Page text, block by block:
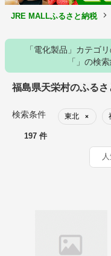
JRE MALLふるさと納税
「電化製品」カテゴ
「」の検
福島県天栄村のふる
検索条件 東北 ×
197 件